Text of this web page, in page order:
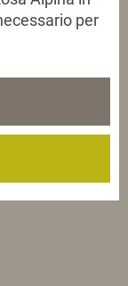
per